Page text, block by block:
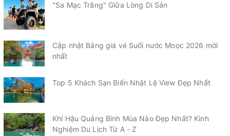
"Sa Mạc Trắng" Giữa Lòng Di Sản
Cập nhật Bảng giá vé Suối nước Moọc 2026 mới
nhất
Top 5 Khách Sạn Biển Nhật Lệ View Đẹp Nhất
Khí Hậu Quảng Bình Mùa Nào Đẹp Nhất? Kinh
Nghiệm Du Lịch Từ A - Z